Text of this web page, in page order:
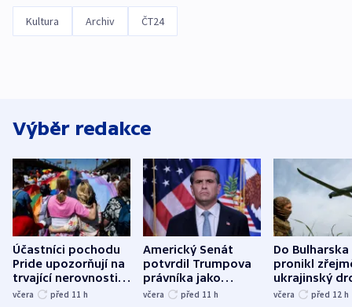
Kultura Archiv ČT24
Výběr redakce
Účastníci pochodu
Pride upozorňují na
trvající nerovnosti i
společenskou
včera před 11 h
Americký Senát
potvrdil Trumpova
právníka jako
ministra
včera před 11 h
Do Bulharska
pronikl
ukrajinský
explodoval
včera před 12 h